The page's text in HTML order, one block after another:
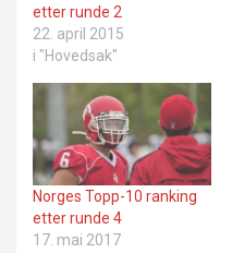
etter runde 2
22. april 2015
i "Hovedsak"
Norges Topp-10 ranking
etter runde 4
17. mai 2017